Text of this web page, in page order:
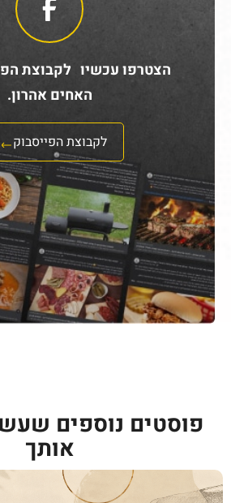
הצטרפו עכשיו לקבוצת
האחים אהרון.
לקבוצת הפייסבוק
פוסטים נוספים
אותך